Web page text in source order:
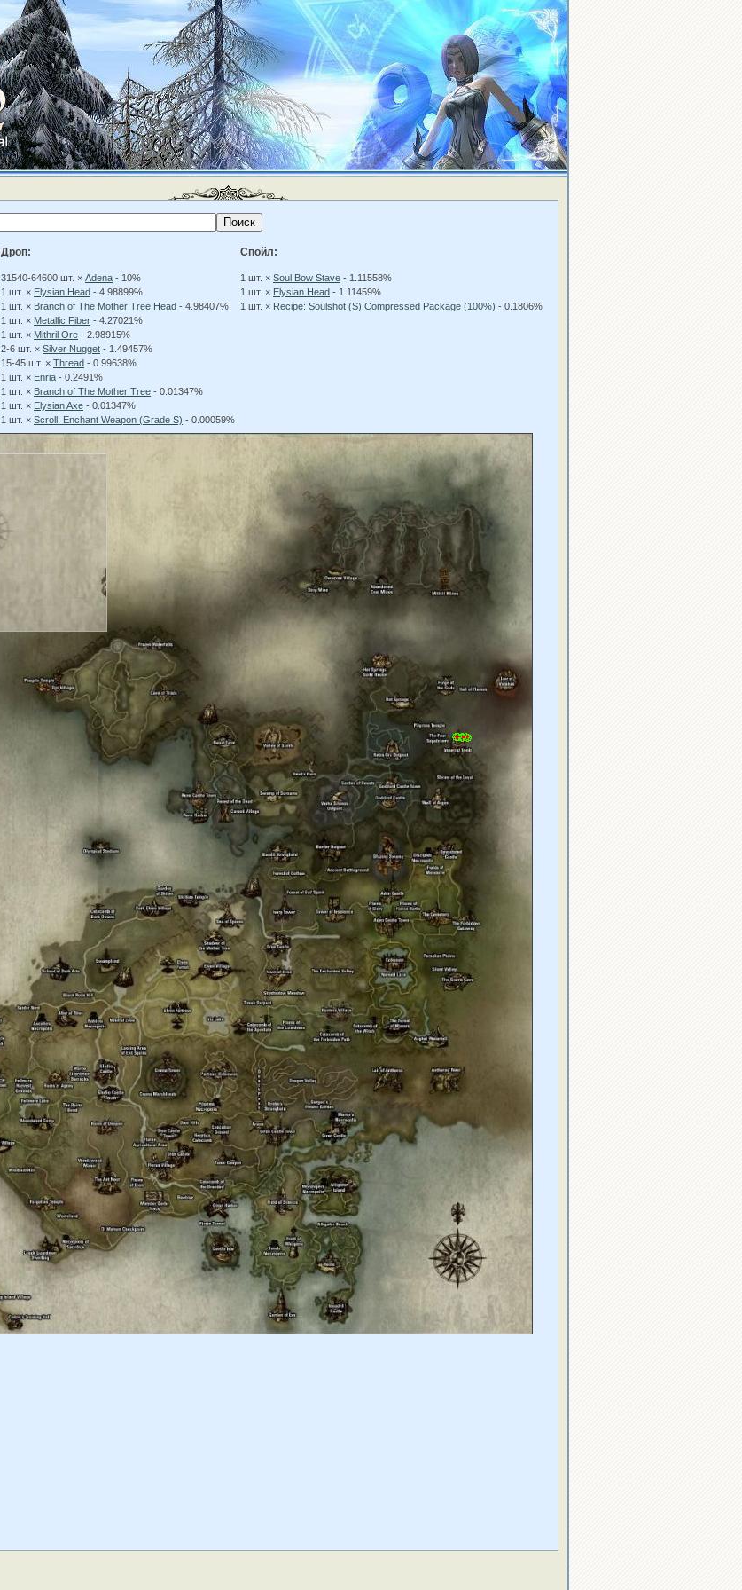
Дроп:
31540-64600 шт. × Adena - 10%
1 шт. × Elysian Head - 4.98899%
1 шт. × Branch of The Mother Tree Head - 4.98407%
1 шт. × Metallic Fiber - 4.27021%
1 шт. × Mithril Ore - 2.98915%
2-6 шт. × Silver Nugget - 1.49457%
15-45 шт. × Thread - 0.99638%
1 шт. × Enria - 0.2491%
1 шт. × Branch of The Mother Tree - 0.01347%
1 шт. × Elysian Axe - 0.01347%
1 шт. × Scroll: Enchant Weapon (Grade S) - 0.00059%
Спойл:
1 шт. × Soul Bow Stave - 1.11558%
1 шт. × Elysian Head - 1.11459%
1 шт. × Recipe: Soulshot (S) Compressed Package (100%) - 0.1806%